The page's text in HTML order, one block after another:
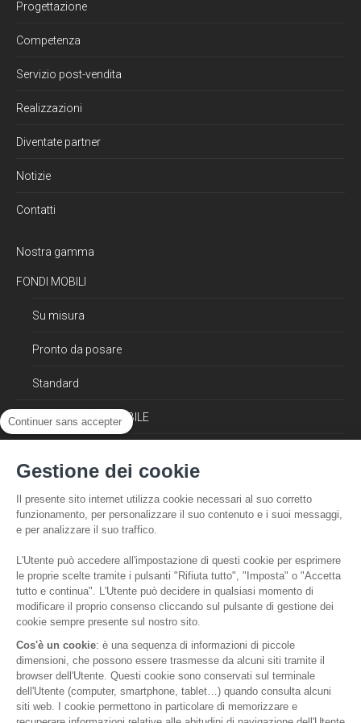
Progettazione
Competenza
Servizio post-vendita
Realizzazioni
Diventate partner
Notizie
Contatti
Nostra gamma
FONDI MOBILI
Su misura
Pronto da posare
Standard
PISCINE A FONDO MOBILE
Alberghiera
Subacquea
Qualità Aqualift
Continuer sans accepter
Gestione dei cookie
Il presente sito internet utilizza cookie necessari al suo corretto
funzionamento, per personalizzare il suo contenuto e i suoi messaggi,
e per analizzare il suo traffico.
L'Utente può accedere all'impostazione di questi cookie per esprimere
le proprie scelte tramite i pulsanti "Rifiuta tutto", "Imposta" o "Accetta
tutto e continua". L'Utente può decidere in qualsiasi momento di
modificare il proprio consenso cliccando sul pulsante di gestione dei
cookie sempre presente sul nostro sito.
Cos'è un cookie: è una sequenza di informazioni di piccole
dimensioni, che possono essere trasmesse da alcuni siti tramite il
browser dell'Utente. Questi cookie sono conservati sul terminale
dell'Utente (computer, smartphone, tablet…) quando consulta alcuni
siti web. I cookie permettono in particolare di memorizzare e